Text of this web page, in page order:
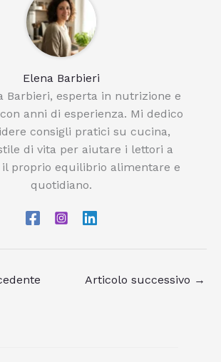
Elena Barbieri
Barbieri, esperta in nutrizione e
anni di esperienza. Mi dedico
consigli pratici su cucina,
di vita per aiutare i lettori a
proprio equilibrio alimentare e
quotidiano.
Articolo successivo →